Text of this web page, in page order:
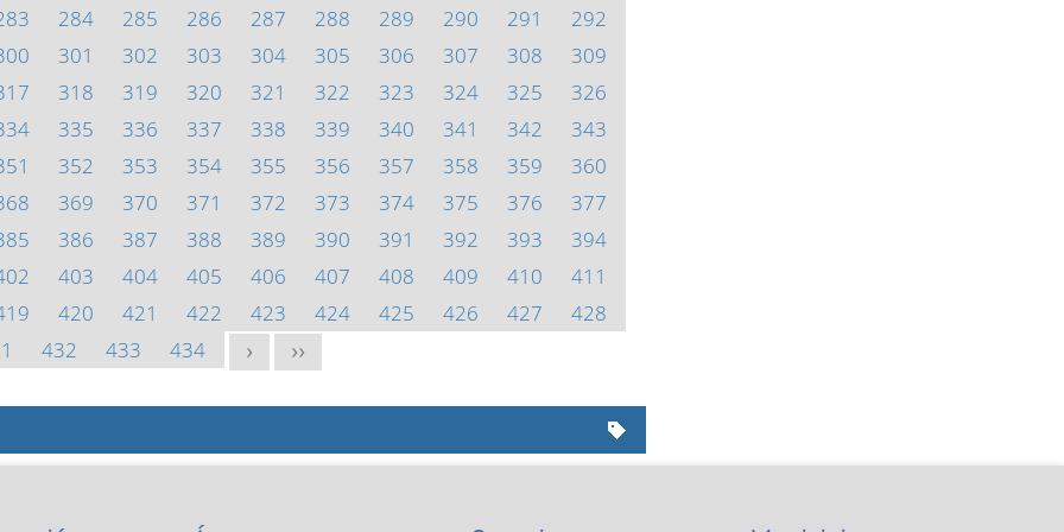
284 285 286 287 288 289 290 291
292
301 302 303 304 305 306 307 308
309
318 319 320 321 322 323 324 325
326
335 336 337 338 339 340 341 342
343
352 353 354 355 356 357 358 359
360
369 370 371 372 373 374 375 376
377
386 387 388 389 390 391 392 393
394
403 404 405 406 407 408 409 410
411
420 421 422 423 424 425 426 427
428
432 433 434 > >>